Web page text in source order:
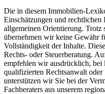
Die in diesem Immobilien-
Einschätzungen und
allgemeinen Orientierung. Trotz
übernehmen wir keine Gewähr
Vollständigkeit der Inhalte.
Rechts- oder Steuerberatung.
empfehlen wir ausdrücklich, bei
qualifizierten Rechtsanwalt oder
unterstützen wir Sie bei der
Fachberaters aus unserem